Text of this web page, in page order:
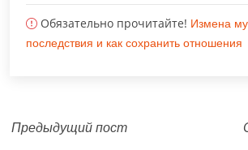
Обязательно прочитайте! Измена
последствия и как сохранить отношения
Предыдущий пост